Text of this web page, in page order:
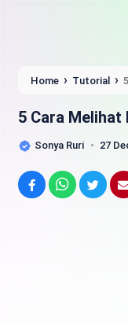
Home › Tutorial ›
5 Cara Melihat
Sonya Ruri 27